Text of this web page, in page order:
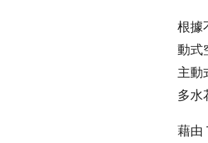
根據
動式
主動
多水
藉由